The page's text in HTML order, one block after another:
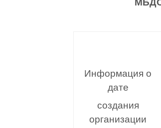
Информация о
дате
создания
организации